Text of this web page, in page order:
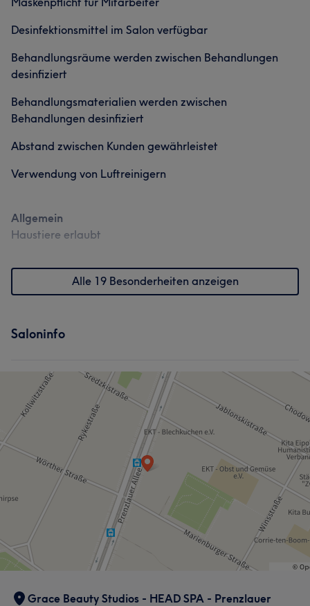
Was unsere Kunden über Team2.1 sagen
Kompetent 8 Effizient 6 Professionell 5
Talentiert
Was unsere Kunden über Team2.2 sagen
Professionell 14 Talentiert 8 Gründlich
Kompetent 5
Desinfektionsmittel im Salon verfügbar
Behandlungsräume werden zwischen Behandlungen
desinfiziert
Behandlungsmaterialien werden zwischen
Behandlungen desinfiziert
Abstand zwischen Kunden gewährleistet
Verwendung von Luftreinigern
Allgemein
Haustiere erlaubt
Alle 19 Besonderheiten anzeigen
Saloninfo
Grace Beauty Studios - HEAD SPA - Prenzlauer